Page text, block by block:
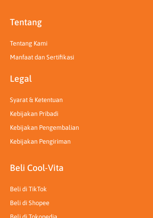
Tentang
Tentang Kami
Manfaat dan Sertifikasi
Legal
Syarat & Ketentuan
Kebijakan Pribadi
Kebijakan Pengembalian
Kebijakan Pengiriman
Beli Cool-Vita
Beli di TikTok
Beli di Shopee